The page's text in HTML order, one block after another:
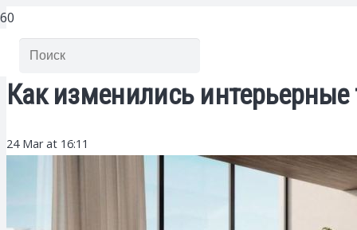
Как изменились
24 Mar at 16:11